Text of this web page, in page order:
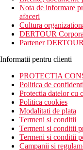
Nota de informare
afaceri
Cultura
DERTOUR
Partener DERTOUR
Informatii pentru clienti
PROTECTIA
Politica de
Protectia datelor cu
Politica cookies
Modalitati de plata
Termeni si conditii
Termeni si conditii
Termeni si conditii
Campanii si